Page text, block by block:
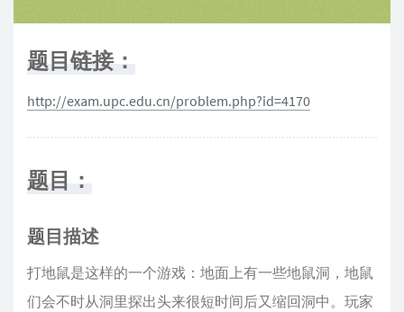
题目链接：
http://exam.upc.edu.cn/problem.php?id=4170
题目：
题目描述
打地鼠是这样的一个游戏：地面上有一些地鼠洞，地鼠
们会不时从洞里探出头来很短时间后又缩回洞中。玩家